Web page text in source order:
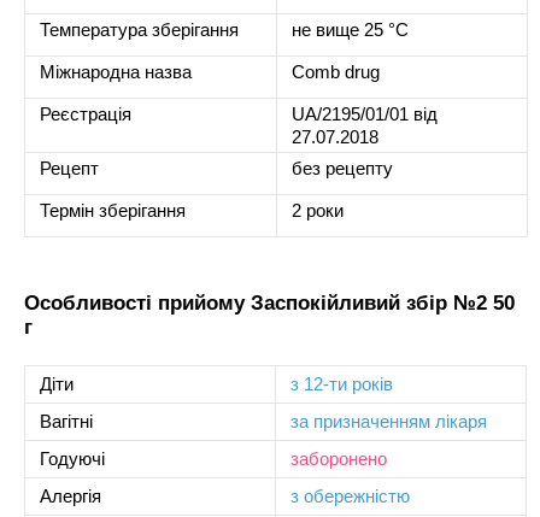
Температура зберігання не вище 25 °С
Міжнародна назва Comb drug
Реєстрація
UA/2195/01/01 від
27.07.2018
Рецепт
без рецепту
Термін зберігання 2 роки
Особливості прийому Заспокійливий збір №2 50
г
Діти
з 12-ти років
Вагітні
за призначенням лікаря
Годуючі
заборонено
Алергія
з обережністю